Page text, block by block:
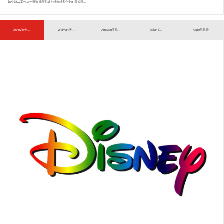
如今ESG工作从一道选择题变成为越来越多企业的必答题...
Disney迪士... WalMart沃... Amazon亚马... Dollar T... Apple苹果验